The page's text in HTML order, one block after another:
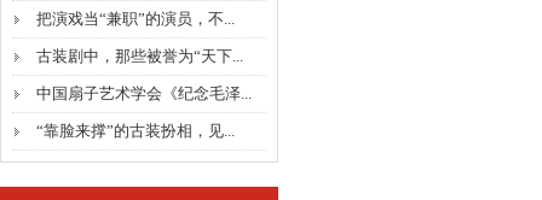
把演戏当“兼职”的演员，不...
古装剧中，那些被誉为“天下...
中国扇子艺术学会《纪念毛泽...
“靠脸来撑”的古装扮相，见...